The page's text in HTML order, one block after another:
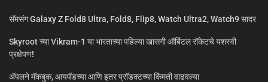
सॅमसंग Galaxy Z Fold8 Ultra, Fold8, Flip8, Watch Ultra2, Watch9 सादर
Skyroot च्या Vikram-1 या भारताच्या पहिल्या खासगी ऑर्बिटल रॉकेटचे यशस्वी
प्रक्षेपण!
ॲपलने मॅकबुक, आयपॅडच्या आणि इतर प्रॉडक्टच्या किंमती वाढवल्या